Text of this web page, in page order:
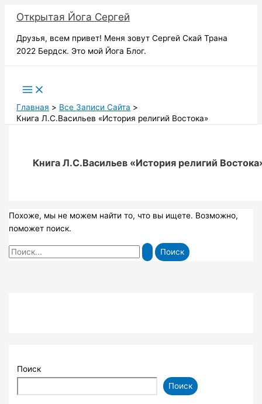
содержимому
Открытая Йога Сергей
Друзья, всем привет! Меня зовут Сергей Скай Трана
2022 Бердск. Это мой Йога Блог.
Главная
Все Записи Сайта
Книга Л.С.Васильев «История религий Востока»
Книга Л.С.Васильев «История религий
Похоже, мы не можем найти то, что вы ищете. Возможно,
поможет поиск.
Поиск:
Поиск
Поиск